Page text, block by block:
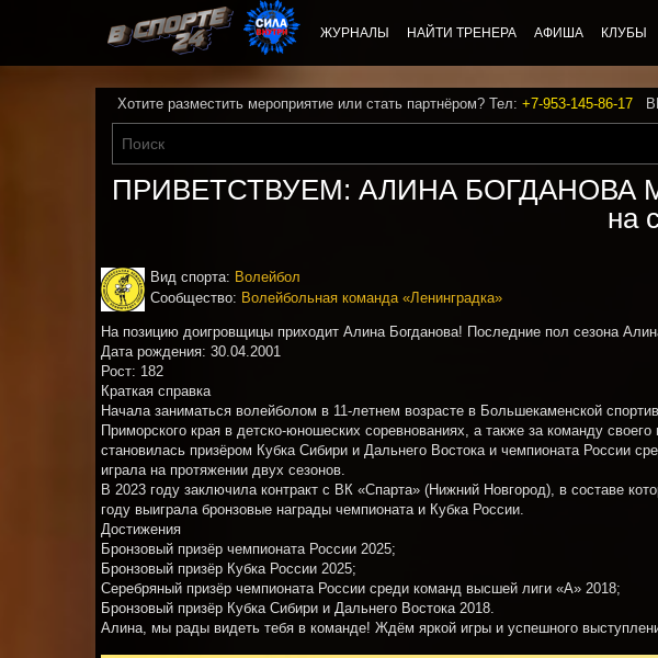
ЖУРНАЛЫ НАЙТИ ТРЕНЕРА АФИША КЛУБЫ
Хотите разместить мероприятие или стать партнёром? Тел: +7-953-145-86-17
ПРИВЕТСТВУЕМ: АЛИНА БОГДАНОВА Мы
на
Вид спорта: Волейбол
Сообщество: Волейбольная команда «Ленинградка»
На позицию доигровщицы приходит Алина Богданова! Последние пол сезона
Дата рождения: 30.04.2001
Рост: 182
Краткая справка
Начала заниматься волейболом в 11-летнем возрасте в Большекаменской
Приморского края в детско-юношеских соревнованиях, а также за команду
становилась призёром Кубка Сибири и Дальнего Востока и чемпионата России
играла на протяжении двух сезонов.
В 2023 году заключила контракт с ВК «Спарта» (Нижний Новгород), в составе
году выиграла бронзовые награды чемпионата и Кубка России.
Достижения
Бронзовый призёр чемпионата России 2025;
Бронзовый призёр Кубка России 2025;
Серебряный призёр чемпионата России среди команд высшей лиги «А» 2018;
Бронзовый призёр Кубка Сибири и Дальнего Востока 2018.
Алина, мы рады видеть тебя в команде! Ждём яркой игры и успешного